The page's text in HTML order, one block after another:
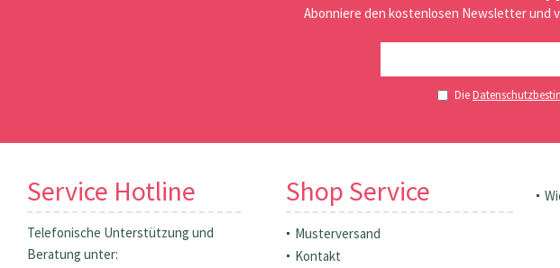
Abonniere den kostenlosen Newsletter und
Die
Service Hotline
Telefonische Unterstützung und
Beratung unter:
Shop Service
Musterversand
Kontakt